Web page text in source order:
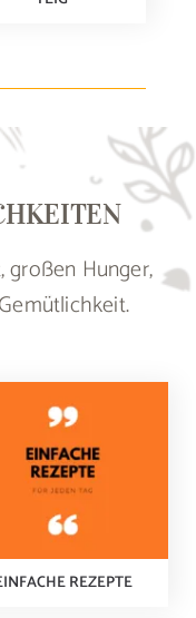
großen Hunger,
REZEPTE